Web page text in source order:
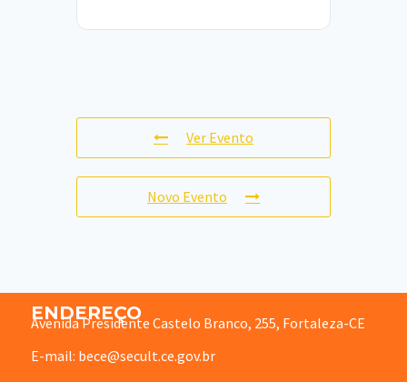
Ver Evento
Novo Evento
ENDEREÇO
Avenida Presidente Castelo Branco, 255, Fortaleza-CE
E-mail: bece@secult.ce.gov.br